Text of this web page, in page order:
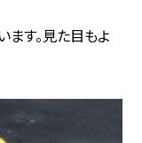
ます。見た目もよ